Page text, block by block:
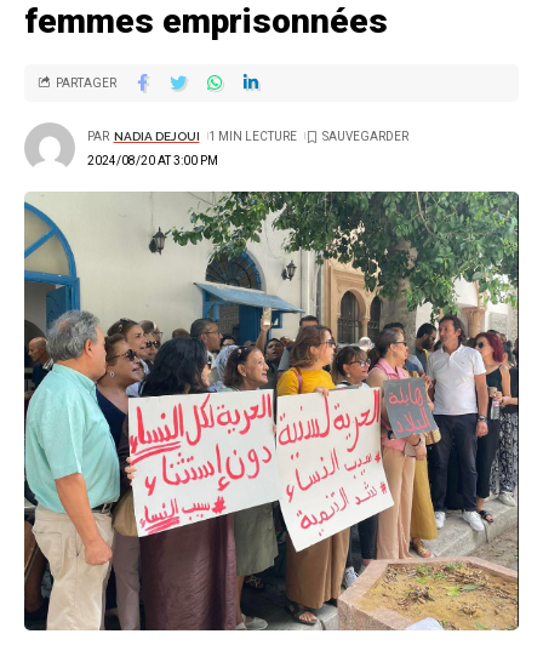
femmes emprisonnées
2024/08/20 AT 3:00 PM
PAR NADIA DEJOUI 1 MIN LECTURE
PARTAGER